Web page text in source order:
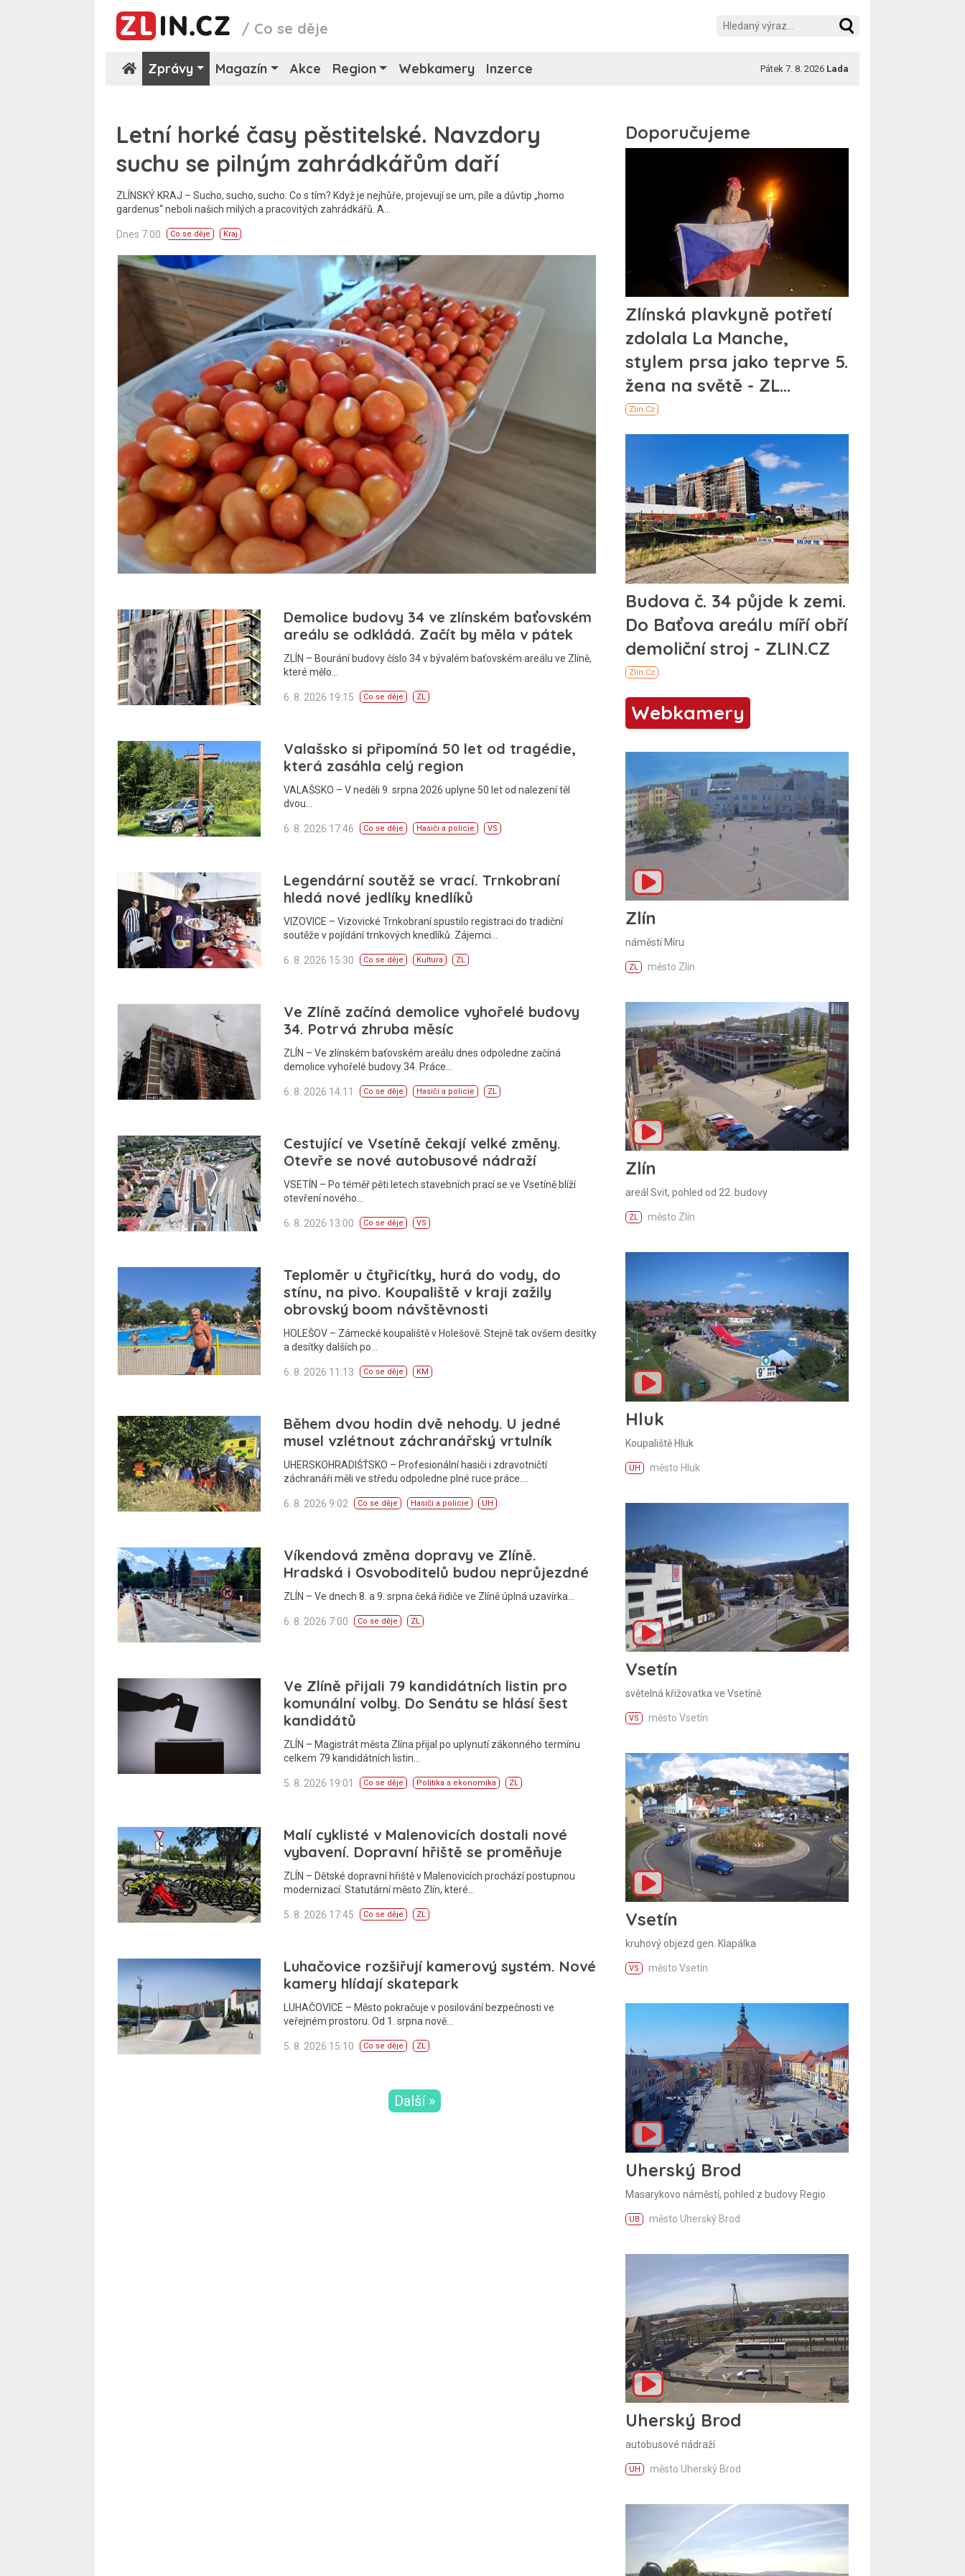
/ Co se děje
Zprávy Magazín Akce Region Webkamery Inzerce Pátek 7. 8. 2026 Lada
Letní horké časy pěstitelské. Navzdory
suchu se pilným zahrádkářům daří
ZLÍNSKÝ KRAJ – Sucho, sucho, sucho. Co s tím? Když je nejhůře, projevují se um, píle a důvtip „homo
gardenus“ neboli našich milých a pracovitých zahrádkářů. A…
Dnes 7:00 Co se děje Kraj
Demolice budovy 34 ve zlínském baťovském
areálu se odkládá. Začít by měla v pátek
ZLÍN – Bourání budovy číslo 34 v bývalém baťovském areálu ve Zlíně,
které mělo…
6. 8. 2026 19:15 Co se děje ZL
Valašsko si připomíná 50 let od tragédie,
která zasáhla celý region
VALAŠSKO – V neděli 9. srpna 2026 uplyne 50 let od nalezení těl
dvou…
6. 8. 2026 17:46 Co se děje Hasiči a policie VS
Legendární soutěž se vrací. Trnkobraní
hledá nové jedlíky knedlíků
VIZOVICE – Vizovické Trnkobraní spustilo registraci do tradiční
soutěže v pojídání trnkových knedlíků. Zájemci…
6. 8. 2026 15:30 Co se děje Kultura ZL
Ve Zlíně začíná demolice vyhořelé budovy
34. Potrvá zhruba měsíc
ZLÍN – Ve zlínském baťovském areálu dnes odpoledne začíná
demolice vyhořelé budovy 34. Práce…
6. 8. 2026 14:11 Co se děje Hasiči a policie ZL
Cestující ve Vsetíně čekají velké změny.
Otevře se nové autobusové nádraží
VSETÍN – Po téměř pěti letech stavebních prací se ve Vsetíně blíží
otevření nového…
6. 8. 2026 13:00 Co se děje VS
Teploměr u čtyřicítky, hurá do vody, do
stínu, na pivo. Koupaliště v kraji zažily
obrovský boom návštěvnosti
HOLEŠOV – Zámecké koupaliště v Holešově. Stejně tak ovšem desítky
a desítky dalších po…
6. 8. 2026 11:13 Co se děje KM
Během dvou hodin dvě nehody. U jedné
musel vzlétnout záchranářský vrtulník
UHERSKOHRADIŠŤSKO – Profesionální hasiči i zdravotničtí
záchranáři měli ve středu odpoledne plné ruce práce.…
6. 8. 2026 9:02 Co se děje Hasiči a policie UH
Víkendová změna dopravy ve Zlíně.
Hradská i Osvoboditelů budou neprůjezdné
ZLÍN – Ve dnech 8. a 9. srpna čeká řidiče ve Zlíně úplná uzavírka…
6. 8. 2026 7:00 Co se děje ZL
Ve Zlíně přijali 79 kandidátních listin pro
komunální volby. Do Senátu se hlásí šest
kandidátů
ZLÍN – Magistrát města Zlína přijal po uplynutí zákonného termínu
celkem 79 kandidátních listin…
5. 8. 2026 19:01 Co se děje Politika a ekonomika ZL
Malí cyklisté v Malenovicích dostali nové
vybavení. Dopravní hřiště se proměňuje
ZLÍN – Dětské dopravní hřiště v Malenovicích prochází postupnou
modernizací. Statutární město Zlín, které…
5. 8. 2026 17:45 Co se děje ZL
Luhačovice rozšiřují kamerový systém. Nové
kamery hlídají skatepark
LUHAČOVICE – Město pokračuje v posilování bezpečnosti ve
veřejném prostoru. Od 1. srpna nově…
5. 8. 2026 15:10 Co se děje ZL
Další »
Webkamery
Zlín
náměstí Míru
ZL město Zlín
Zlín
areál Svit, pohled od 22. budovy
ZL město Zlín
Hluk
Koupaliště Hluk
UH město Hluk
Vsetín
světelná křižovatka ve Vsetíně
VS město Vsetín
Vsetín
kruhový objezd gen. Klapálka
VS město Vsetín
Uherský Brod
Masarykovo náměstí, pohled z budovy Regio
UB město Uherský Brod
Uherský Brod
autobusové nádraží
UH město Uherský Brod